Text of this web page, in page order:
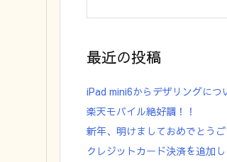
最近の投稿
iPad mini6からデザリングにつ
楽天モバイル絶好調！！
新年、明けましておめでとうご
クレジットカード決済を追加し